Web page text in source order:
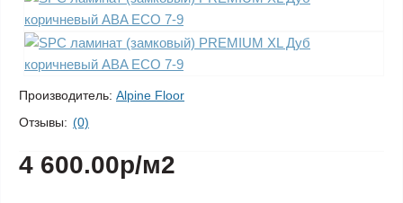
Производитель: Alpine Floor
Отзывы: (0)
4 600.00р/м2